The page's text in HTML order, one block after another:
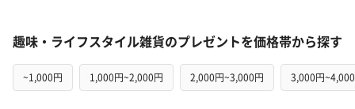
趣味・ライフスタイル雑貨のプレゼントを価格帯から探す
~1,000円 1,000円~2,000円 2,000円~3,000円 3,000円